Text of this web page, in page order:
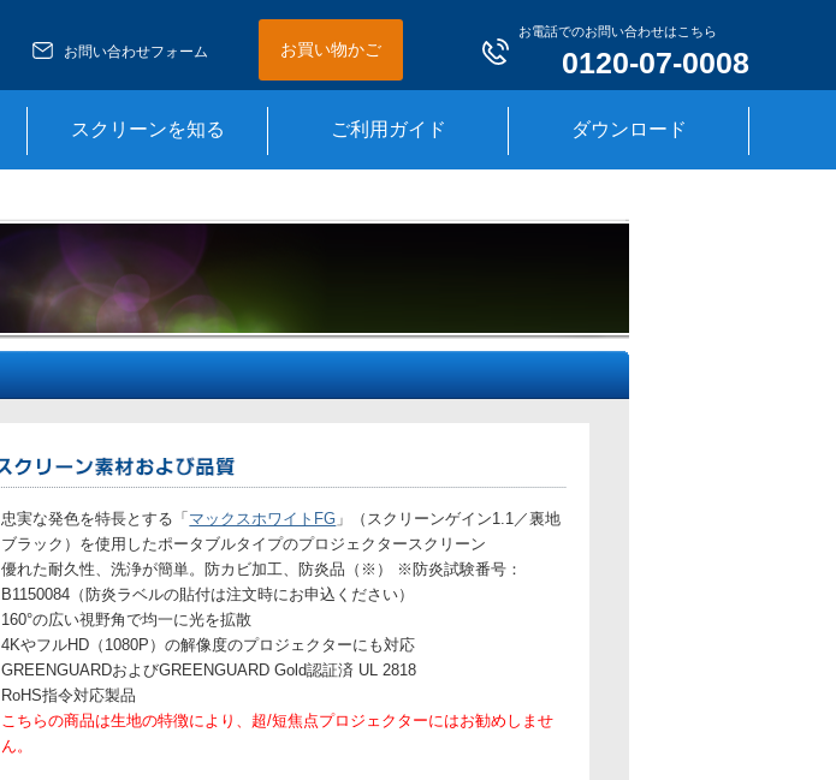
お問い合わせフォーム お買い物かご
お電話でのお問い合わせはこちら
0120-07-0008
スクリーンを知る ご利用ガイド ダウンロード
忠実な発色を特長とする「 マックスホワイトFG 」（スクリーンゲイン1.1／裏地
ブラック）を使用したポータブルタイプのプロジェクタースクリーン
優れた耐久性、洗浄が簡単。防カビ加工、防炎品（※） ※防炎試験番号：
B1150084（防炎ラベルの貼付は注文時にお申込ください）
160°の広い視野角で均一に光を拡散
4KやフルHD（1080P）の解像度のプロジェクターにも対応
GREENGUARDおよびGREENGUARD Gold認証済 UL 2818
RoHS指令対応製品
こちらの商品は生地の特徴により、超/短焦点プロジェクターにはお勧めしませ
ん。